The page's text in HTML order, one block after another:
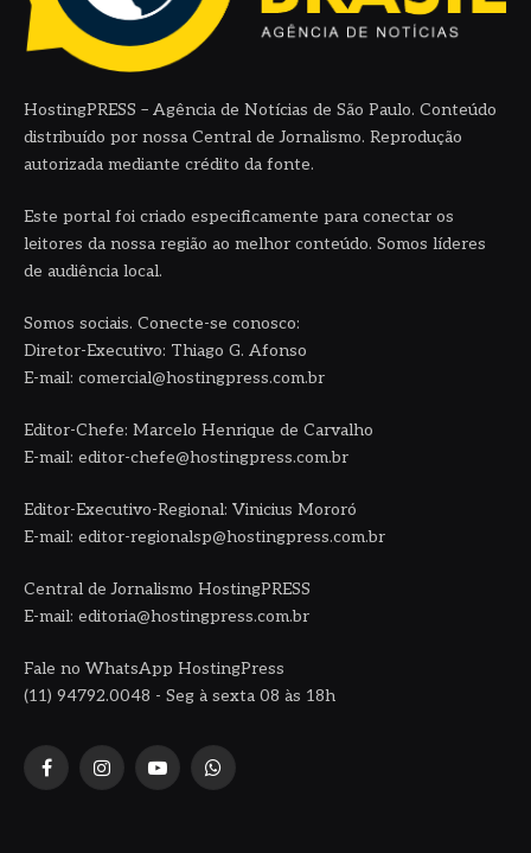
HostingPRESS – Agência de Notícias de São Paulo. Conteúdo
distribuído por nossa Central de Jornalismo. Reprodução
autorizada mediante crédito da fonte.
Este portal foi criado especificamente para conectar os
leitores da nossa região ao melhor conteúdo. Somos líderes
de audiência local.
Somos sociais. Conecte-se conosco:
Diretor-Executivo: Thiago G. Afonso
E-mail: comercial@hostingpress.com.br
Editor-Chefe: Marcelo Henrique de Carvalho
E-mail: editor-chefe@hostingpress.com.br
Editor-Executivo-Regional: Vinicius Mororó
E-mail: editor-regionalsp@hostingpress.com.br
Central de Jornalismo HostingPRESS
E-mail: editoria@hostingpress.com.br
Fale no WhatsApp HostingPress
(11) 94792.0048 - Seg à sexta 08 às 18h
FacebookInstagramYouTubeWhatsApp